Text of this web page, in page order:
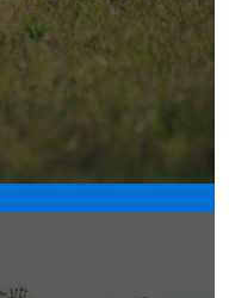
en Uruguay.
departamento de